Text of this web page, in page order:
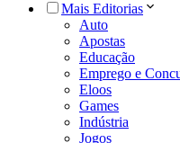
Mais Editorias
Auto
Apostas
Educação
Emprego e
Eloos
Games
Indústria
Jogos